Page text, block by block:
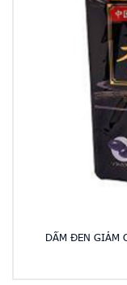
DẤM ĐEN GIẢM